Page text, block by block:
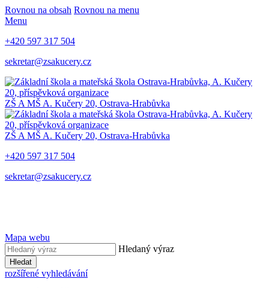
Rovnou na obsah Rovnou na menu
Menu
+420 597 317 504
sekretar@zsakucery.cz
ZŠ A MŠ A. Kučery 20, Ostrava-Hrabůvka
ZŠ A MŠ A. Kučery 20, Ostrava-Hrabůvka
+420 597 317 504
sekretar@zsakucery.cz
Mapa webu
Hledaný výraz
Hledat
rozšířené vyhledávání